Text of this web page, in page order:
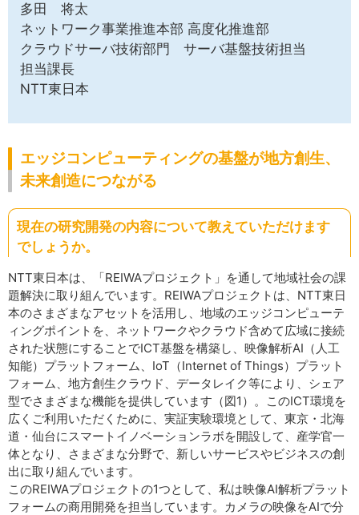
多田 将太
ネットワーク事業推進本部 高度化推進部
クラウドサーバ技術部門 サーバ基盤技術担当
担当課長
NTT東日本
エッジコンピューティングの基盤が地方創生、
未来創造につながる
現在の研究開発の内容について教えていただけます
でしょうか。
NTT東日本は、「REIWAプロジェクト」を通して地域社会の課
題解決に取り組んでいます。REIWAプロジェクトは、NTT東日
本のさまざまなアセットを活用し、地域のエッジコンピューテ
ィングポイントを、ネットワークやクラウド含めて広域に接続
された状態にすることでICT基盤を構築し、映像解析AI（人工
知能）プラットフォーム、IoT（Internet of Things）プラット
フォーム、地方創生クラウド、データレイク等により、シェア
型でさまざまな機能を提供しています（図1）。このICT環境を
広くご利用いただくために、実証実験環境として、東京・北海
道・仙台にスマートイノベーションラボを開設して、産学官一
体となり、さまざまな分野で、新しいサービスやビジネスの創
出に取り組んでいます。
このREIWAプロジェクトの1つとして、私は映像AI解析プラット
フォームの商用開発を担当しています。カメラの映像をAIで分